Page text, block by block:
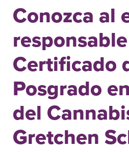
Conozca al
Certificado
Posgrado
del
Gretchen